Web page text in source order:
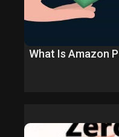
What Is Amazon